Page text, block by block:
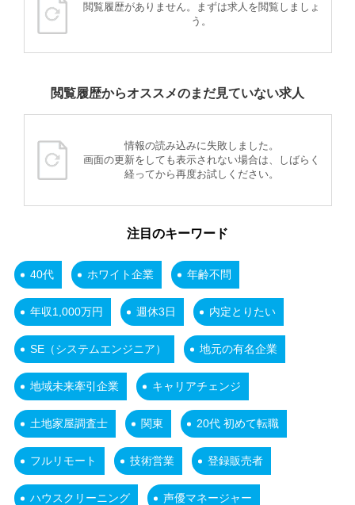
閲覧履歴がありません。まずは求人を閲覧しましょ
う。
閲覧履歴からオススメのまだ見ていない求人
情報の読み込みに失敗しました。
画面の更新をしても表示されない場合は、しばらく
経ってから再度お試しください。
注目のキーワード
40代 ホワイト企業 年齢不問
年収1,000万円 週休3日 内定とりたい
SE（システムエンジニア） 地元の有名企業
地域未来牽引企業 キャリアチェンジ
土地家屋調査士 関東 20代 初めて転職
フルリモート 技術営業 登録販売者
ハウスクリーニング 声優マネージャー